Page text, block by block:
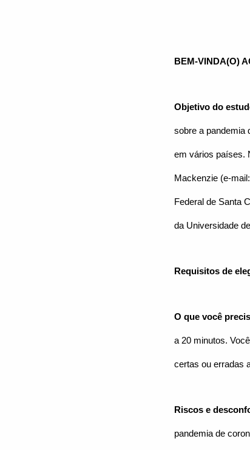
BEM-VINDA(O)
Objetivo do
sobre a pandemia
em vários países.
Mackenzie (e-mail:
Federal de Santa
da Universidade
Requisitos de
O que você
a 20 minutos.
certas ou erradas
Riscos e
pandemia de